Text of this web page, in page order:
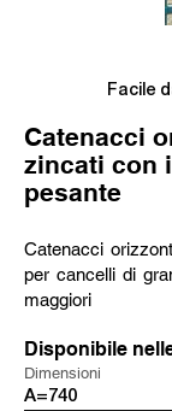
Facile
Catenacci
zincati con
pesante
Catenacci
per cancelli di
maggiori
Disponibile
Dimensioni
A=740